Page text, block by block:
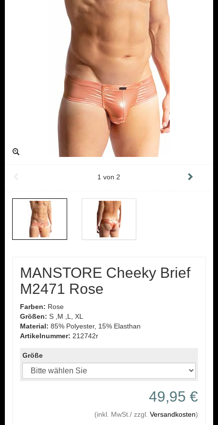
1 von 2
MANSTORE Cheeky Brief
M2471 Rose
Farben: Rose
Größen: S ,M ,L, XL
Material: 85% Polyester, 15% Elasthan
Artikelnummer: 212742r
Größe
49,95 €
(inkl. MwSt./ zzgl. Versandkosten)